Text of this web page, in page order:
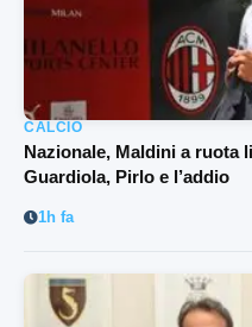
CALCIO
Nazionale, Maldini a ruota
Guardiola, Pirlo e l’addio
1h fa